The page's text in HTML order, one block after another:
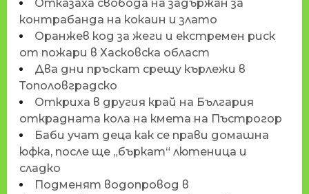
Отказаха свобода на задържан за
контрабанда на кокаин и злато
Оранжев код за жеги и екстремен риск
от пожари в Хасковска област
Два дни пръскат срещу кърлежи в
Тополовградско
Откриха в другия край на България
открадната кола на кмета на Пъстрогор
Баби учат деца как се прави домашна
юфка, после ще „бъркат“ лютеница и
сладко
Подменят водопровод в